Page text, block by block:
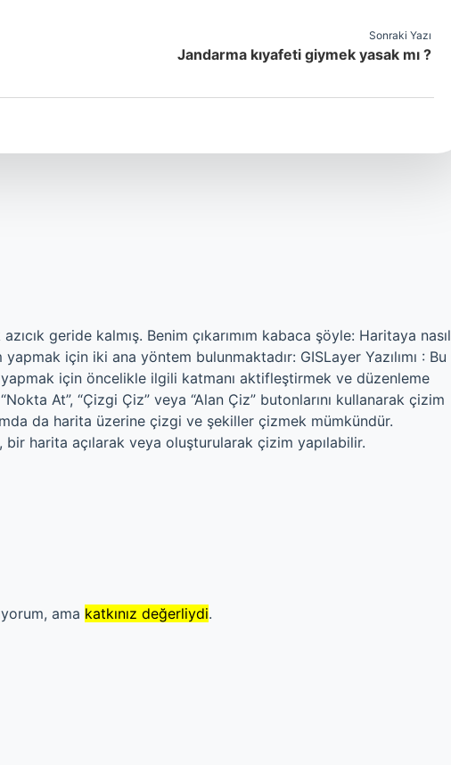
Sonraki Yazı
Jandarma kıyafeti giymek yasak mı ?
geride kalmış. Benim çıkarımım kabaca şöyle: Haritaya nasıl
için iki ana yöntem bulunmaktadır: GISLayer Yazılımı : Bu
için öncelikle ilgili katmanı aktifleştirmek ve düzenleme
At”, “Çizgi Çiz” veya “Alan Çiz” butonlarını kullanarak çizim
da harita üzerine çizgi ve şekiller çizmek mümkündür.
bir harita açılarak veya oluşturularak çizim yapılabilir.
ama katkınız değerliydi.